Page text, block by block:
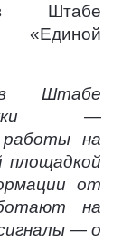
Штабе
«Единой
в Штабе
—
на
площадкой
от
на
— о